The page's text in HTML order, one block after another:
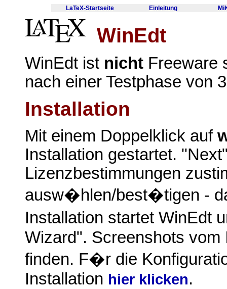
LaTeX-Startseite Einleitung
WinEdt
WinEdt ist nicht Freeware
nach einer Testphase von
Installation
Mit einem Doppelklick auf
Installation gestartet.
Lizenzbestimmungen
ausw�hlen/best�tigen -
Installation startet WinEdt
Wizard". Screenshots
finden. F�r die
Installation hier klicken.